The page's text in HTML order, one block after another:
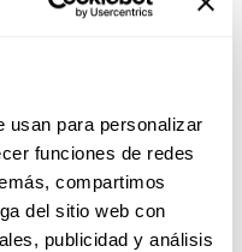
usan para personalizar
funciones de redes
compartimos
del sitio web con
publicidad y análisis
espiritualidad
los encuentros
identifiques las
te sientes
evites situaciones
cariño y
tu energía de